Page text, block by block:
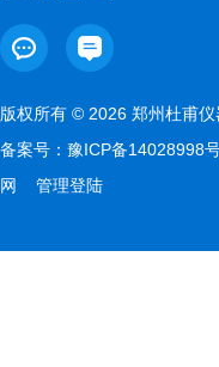
版权所有 © 2026 郑州杜甫
备案号： 豫ICP备14028998
网
管理登陆